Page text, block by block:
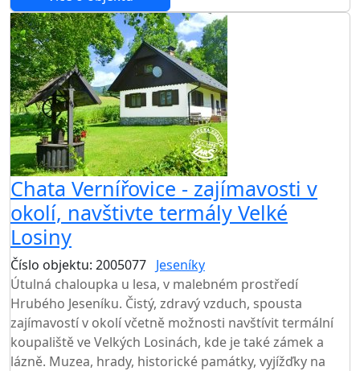
Chata Vernířovice - zajímavosti v
okolí, navštivte termály Velké
Losiny
Číslo objektu: 2005077 Jeseníky
Útulná chaloupka u lesa, v malebném prostředí
Hrubého Jeseníku. Čistý, zdravý vzduch, spousta
zajímavostí v okolí včetně možnosti navštívit termální
koupaliště ve Velkých Losinách, kde je také zámek a
lázně. Muzea, hrady, historické památky, vyjížďky na